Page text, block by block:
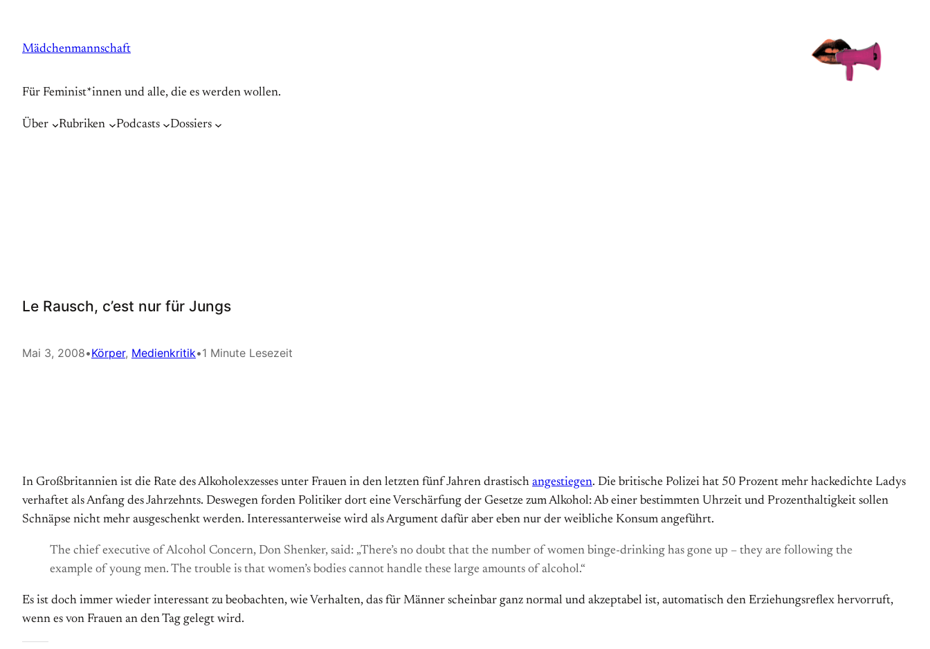
springen
Mädchenmannschaft
Für Feminist*innen und alle, die es werden wollen.
Über Rubriken Podcasts Dossiers
Le Rausch, c’est nur für Jungs
Mai 3, 2008•Körper, Medienkritik•1 Minute Lesezeit
In Großbritannien ist die Rate des Alkoholexzesses unter Frauen in den letzten fünf Jahren drastisch angestiegen. Die britische Polizei hat 50 Prozent mehr hackedichte Ladys
verhaftet als Anfang des Jahrzehnts. Deswegen forden Politiker dort eine Verschärfung der Gesetze zum Alkohol: Ab einer bestimmten Uhrzeit und Prozenthaltigkeit sollen
Schnäpse nicht mehr ausgeschenkt werden. Interessanterweise wird als Argument dafür aber eben nur der weibliche Konsum angeführt.
The chief executive of Alcohol Concern, Don Shenker, said: „There’s no doubt that the number of women binge-drinking has gone up – they are following the
example of young men. The trouble is that women’s bodies cannot handle these large amounts of alcohol.“
Es ist doch immer wieder interessant zu beobachten, wie Verhalten, das für Männer scheinbar ganz normal und akzeptabel ist, automatisch den Erziehungsreflex hervorruft,
wenn es von Frauen an den Tag gelegt wird.